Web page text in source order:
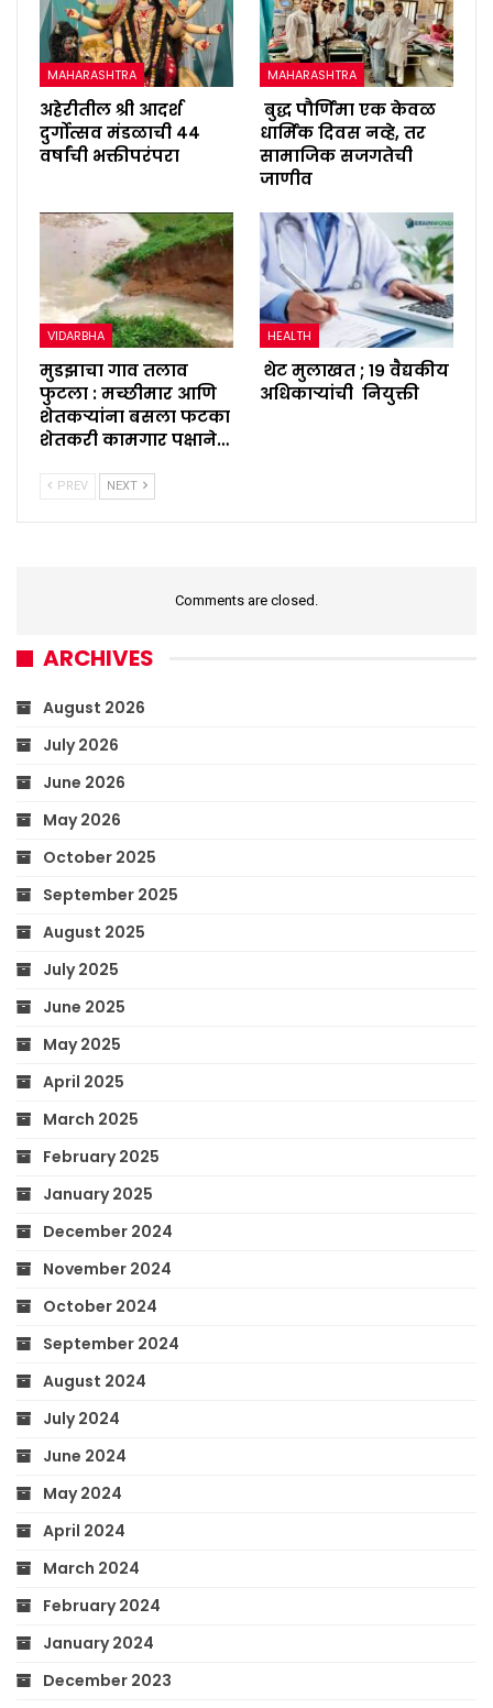
MAHARASHTRA
अहेरीतील श्री आदर्श
दुर्गोत्सव मंडळाची ४४
वर्षांची भक्तीपरंपरा
MAHARASHTRA
बुद्ध पौर्णिमा एक केवळ
धार्मिक दिवस नव्हे, तर
सामाजिक सजगतेची
जाणीव
VIDARBHA
मुडझाचा गाव तलाव
फुटला : मच्छीमार आणि
शेतकऱ्यांना बसला फटका
शेतकरी कामगार पक्षाने…
HEALTH
थेट मुलाखत ; १९ वैद्यकीय
अधिकाऱ्यांची नियुक्ती
PREV NEXT
Comments are closed.
ARCHIVES
August 2026
July 2026
June 2026
May 2026
October 2025
September 2025
August 2025
July 2025
June 2025
May 2025
April 2025
March 2025
February 2025
January 2025
December 2024
November 2024
October 2024
September 2024
August 2024
July 2024
June 2024
May 2024
April 2024
March 2024
February 2024
January 2024
December 2023